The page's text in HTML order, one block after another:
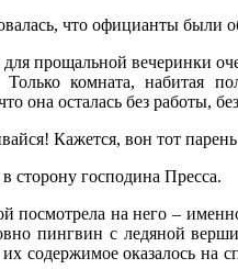
что официанты были
прощальной вечеринки
Только комната, набитая
она осталась без работы,
Кажется, вон тот
сторону господина Пресса.
посмотрела на него –
пингвин с ледяной
содержимое оказалось на